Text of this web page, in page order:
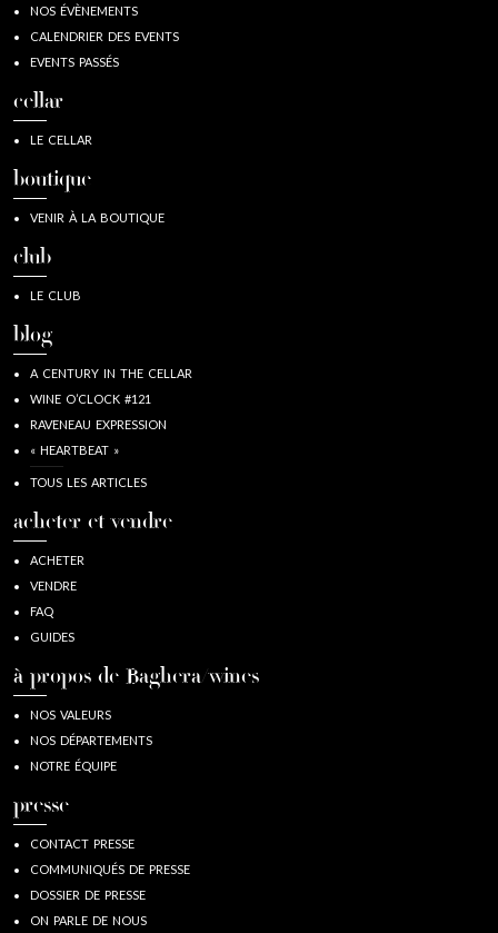
NOS ÉVÈNEMENTS
CALENDRIER DES EVENTS
EVENTS PASSÉS
cellar
LE CELLAR
boutique
VENIR À LA BOUTIQUE
club
LE CLUB
blog
A CENTURY IN THE CELLAR
WINE O’CLOCK #121
RAVENEAU EXPRESSION
« HEARTBEAT »
TOUS LES ARTICLES
acheter et vendre
ACHETER
VENDRE
FAQ
GUIDES
à propos de Baghera/wines
NOS VALEURS
NOS DÉPARTEMENTS
NOTRE ÉQUIPE
presse
CONTACT PRESSE
COMMUNIQUÉS DE PRESSE
DOSSIER DE PRESSE
ON PARLE DE NOUS